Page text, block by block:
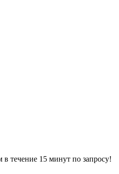
15 минут по запросу!